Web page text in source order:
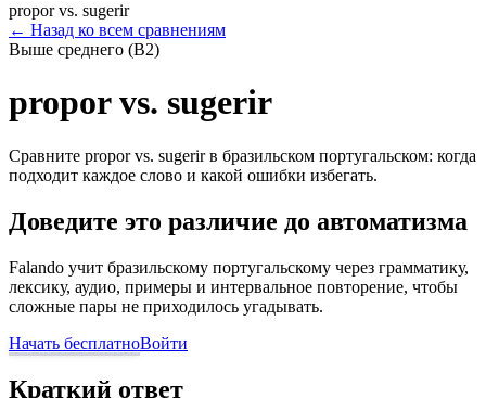
propor vs. sugerir
← Назад ко всем сравнениям
Выше среднего (B2)
propor vs. sugerir
Сравните propor vs. sugerir в бразильском португальском: когда
подходит каждое слово и какой ошибки избегать.
Доведите это различие до автоматизма
Falando учит бразильскому португальскому через грамматику,
лексику, аудио, примеры и интервальное повторение, чтобы
сложные пары не приходилось угадывать.
Начать бесплатноВойти
Краткий ответ